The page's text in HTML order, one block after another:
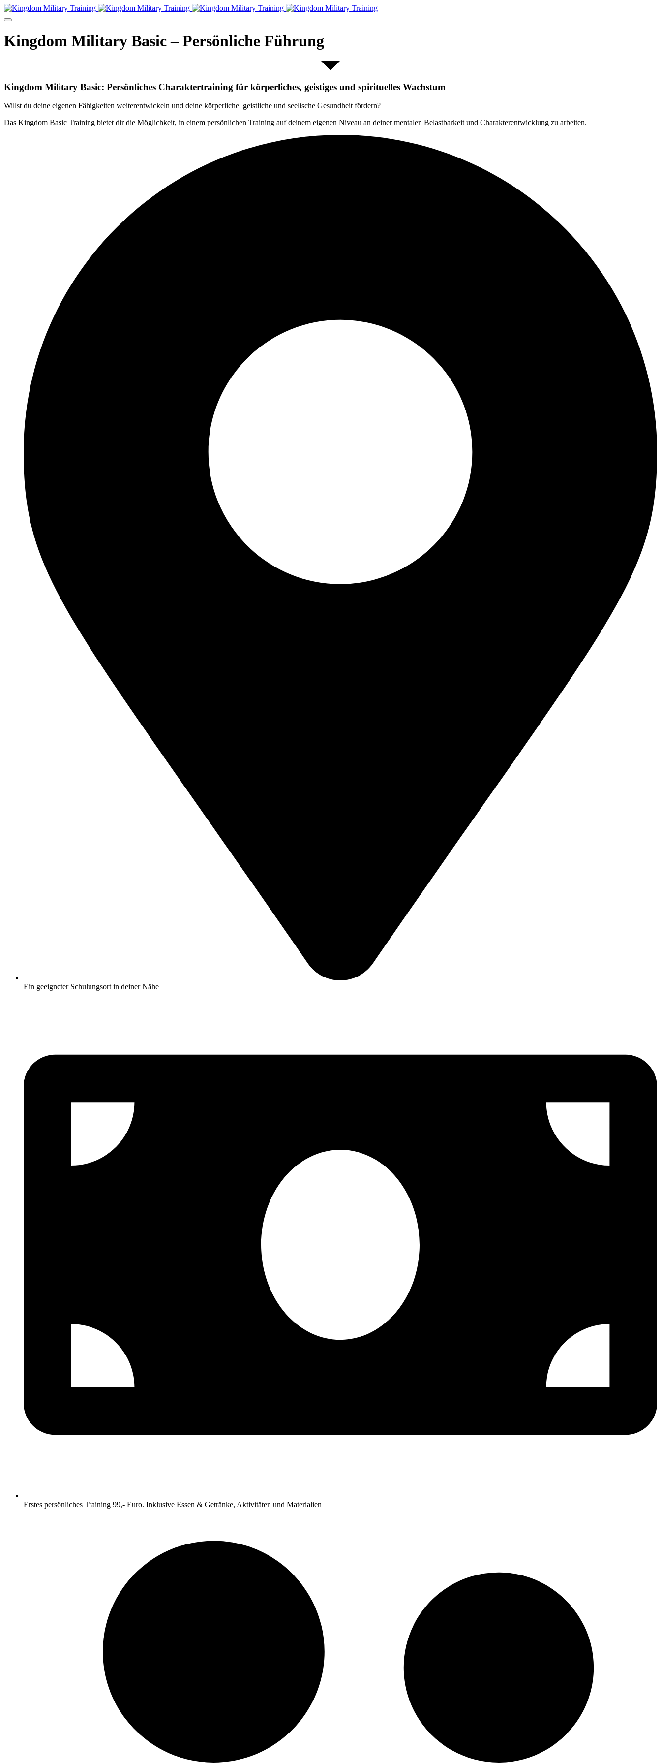
Kingdom Military Basic – Persönliche Führung
Kingdom Military Basic: Persönliches Charaktertraining für körperliches, geistiges und spirituelles Wachstum
Willst du deine eigenen Fähigkeiten weiterentwickeln und deine körperliche, geistliche und seelische Gesundheit fördern?
Das Kingdom Basic Training bietet dir die Möglichkeit, in einem persönlichen Training auf deinem eigenen Niveau an deiner mentalen Belastbarkeit und Charakterentwicklung zu arbeiten.
Ein geeigneter Schulungsort in deiner Nähe
Erstes persönliches Training 99,- Euro. Inklusive Essen & Getränke, Aktivitäten und Materialien